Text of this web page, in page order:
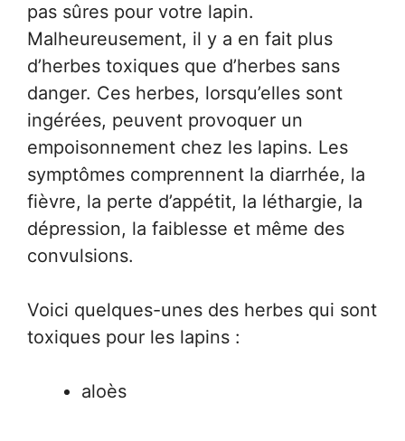
pas sûres pour votre lapin.
Malheureusement, il y a en fait plus
d’herbes toxiques que d’herbes sans
danger. Ces herbes, lorsqu’elles sont
ingérées, peuvent provoquer un
empoisonnement chez les lapins. Les
symptômes comprennent la diarrhée, la
fièvre, la perte d’appétit, la léthargie, la
dépression, la faiblesse et même des
convulsions.
Voici quelques-unes des herbes qui sont
toxiques pour les lapins :
aloès